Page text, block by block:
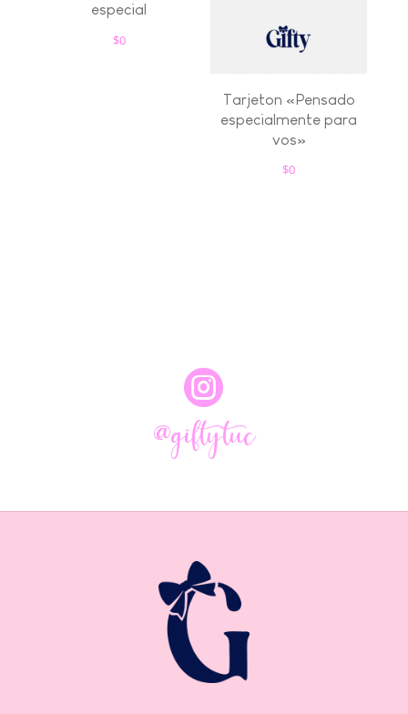
especial
$0
Tarjeton «Pensado
especialmente para
vos»
$0

@giftytuc